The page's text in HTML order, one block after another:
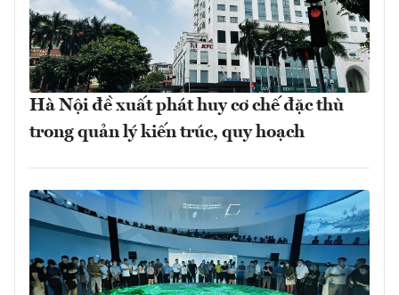
Hà Nội đề xuất phát huy cơ chế đặc thù
trong quản lý kiến trúc, quy hoạch